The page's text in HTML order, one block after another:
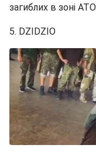
загиблих в зоні АТО.
5. DZIDZIO